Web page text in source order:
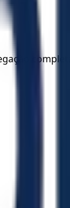
completa.